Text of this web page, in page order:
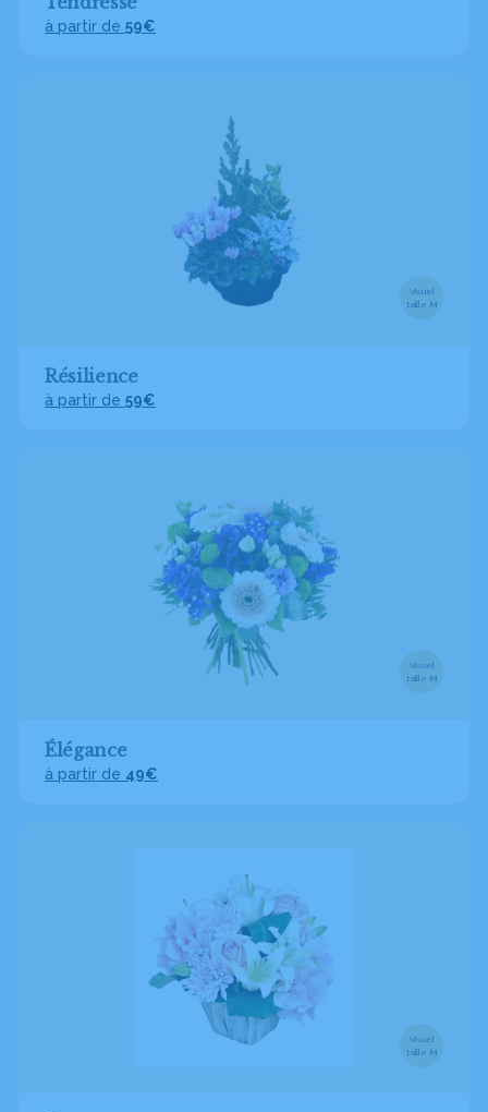
à partir de 59€
Visuel
taille M
Résilience
à partir de 59€
Visuel
taille M
Élégance
à partir de 49€
Visuel
taille M